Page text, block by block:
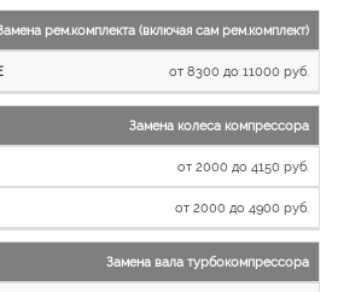
рем.комплекта (включая сам рем.комплект)
от 8300 до 11000 руб.
Замена колеса компрессора
от 2000 до 4150 руб.
от 2000 до 4900 руб.
Замена вала турбокомпрессора